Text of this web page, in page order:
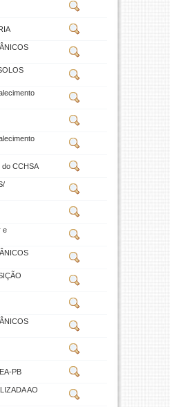
do CCHSA
e
PB
AO